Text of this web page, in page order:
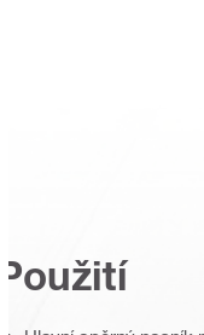
Použití